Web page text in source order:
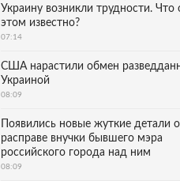
Украину возникли трудности. Что
этом известно?
07:14
США нарастили обмен
Украиной
08:09
Появились новые жуткие детали о
расправе внучки бывшего мэра
российского города над ним
08:09